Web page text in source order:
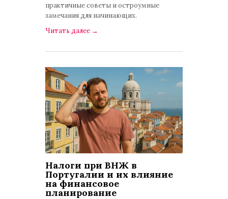
практичные советы и остроумные
замечания для начинающих.
Читать далее →
Налоги при ВНЖ в
Португалии и их влияние
на финансовое
планирование